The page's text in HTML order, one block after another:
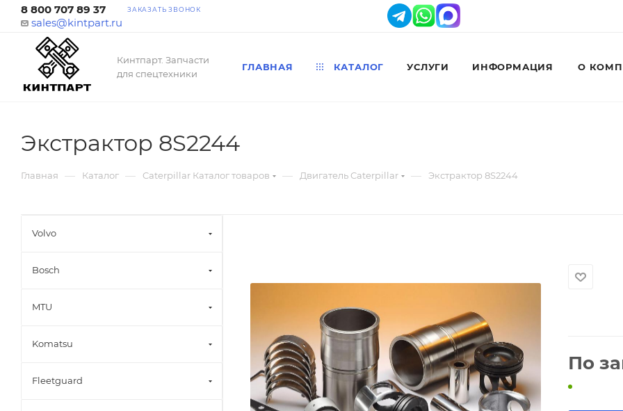
8 800 707 89 37 ЗАКАЗАТЬ ЗВОНОК
sales@kintpart.ru
Кинтпарт. Запчасти
для спецтехники
ГЛАВНАЯ КАТАЛОГ УСЛУГИ ИНФОРМАЦИЯ О
Экстрактор 8S2244
Главная — Каталог — Caterpillar Каталог товаров — Двигатель Caterpillar — Экстрактор 8S2244
По
Volvo
Bosch
MTU
Komatsu
Fleetguard